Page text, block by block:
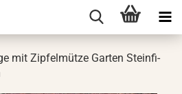
mit Zip­fel­müt­ze Gar­ten Stein­fi­